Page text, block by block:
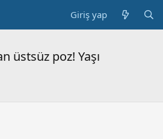
Giriş yap
üstsüz poz! Yaşı